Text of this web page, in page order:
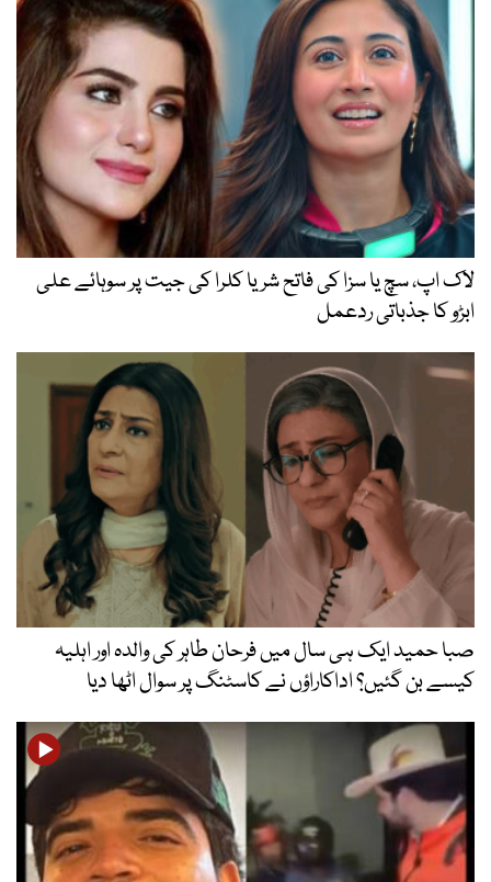
لاک اپ، سچ یا سزا کی فاتح شریا کلرا کی جیت پر سوہائے علی
ابڑو کا جذباتی ردعمل
صبا حمید ایک ہی سال میں فرحان طاہر کی والدہ اور اہلیہ
کیسے بن گئیں؟ اداکاراؤں نے کاسٹنگ پر سوال اٹھا دیا